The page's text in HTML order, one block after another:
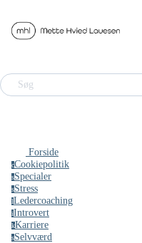
Søg
Forside
cCookiepolitik
sSpecialer
sStress
lLedercoaching
iIntrovert
kKarriere
sSelvværd